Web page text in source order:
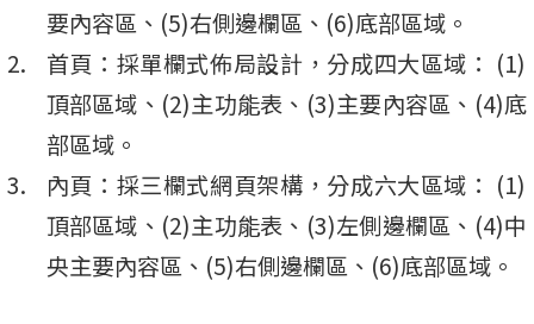
要內容區、(5)右側邊欄區、(6)底部區域。
首頁：採單欄式佈局設計，分成四大區域： (1)
頂部區域、(2)主功能表、(3)主要內容區、(4)底
部區域。
內頁：採三欄式網頁架構，分成六大區域： (1)
頂部區域、(2)主功能表、(3)左側邊欄區、(4)中
央主要內容區、(5)右側邊欄區、(6)底部區域。